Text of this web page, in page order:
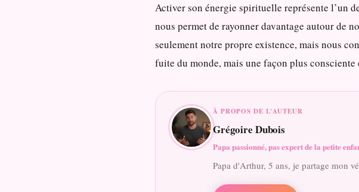
Activer son énergie spirituelle représente l’un
nous permet de rayonner davantage autour de
seulement notre propre existence, mais nous
fuite du monde, mais une façon plus
À PROPOS DE L'AUTEUR
Grégoire Dubois
Papa passionné, pas expert de la petite
Papa d'Arthur, 5 ans, je partage mon